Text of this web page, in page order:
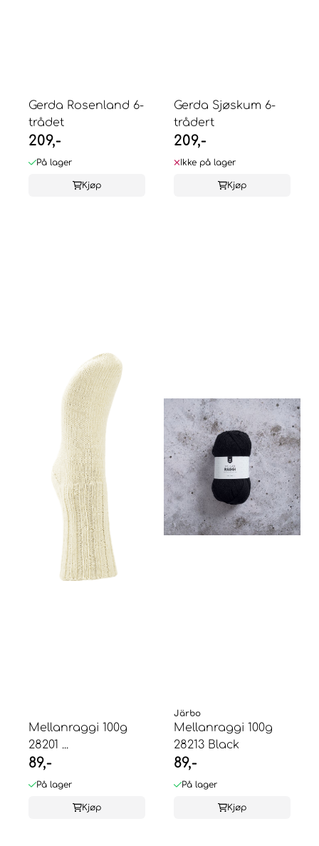
Gerda Rosenland 6-
trådet
209,-
På lager
Kjøp
Gerda Sjøskum 6-
trådert
209,-
Ikke på lager
Kjøp
Mellanraggi 100g
28201 ...
89,-
På lager
Kjøp
Järbo
Mellanraggi 100g
28213 Black
89,-
På lager
Kjøp